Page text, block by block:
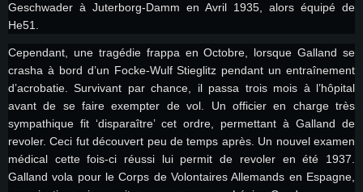
Geschwader à Juterborg-Damm en Avril 1935, alors équipé de
He51.
Cependant, une tragédie frappa en Octobre, lorsque Galland se
crasha à bord d’un Focke-Wulf Stieglitz pendant un entraînement
d’acrobatie. Survivant par chance, il passa trois mois à l’hôpital
avant de se faire exempter de vol. Un officier en charge très
sympathique fit ‘disparaître’ cet ordre, permettant à Galland de
revoler. Ceci fut découvert peu de temps après. Un nouvel examen
médical cette fois-ci réussi lui permit de revoler en été 1937.
Galland vola pour le Corps de Volontaires Allemands en Espagne,